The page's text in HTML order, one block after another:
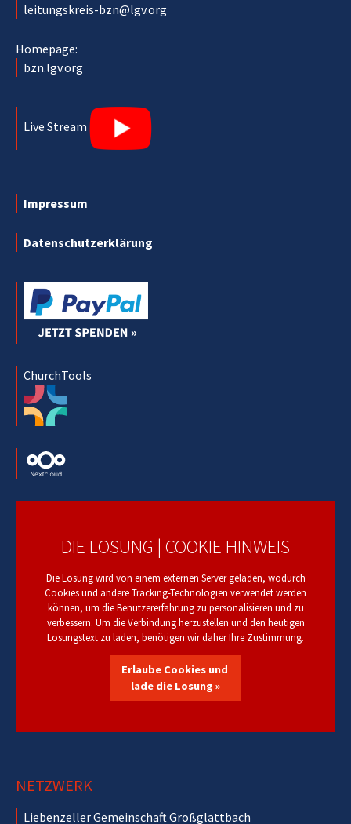
leitungskreis-bzn@lgv.org
Homepage:
bzn.lgv.org
Live Stream
Impressum
Datenschutzerklärung
ChurchTools
DIE LOSUNG | COOKIE HINWEIS
Die Losung wird von einem externen Server geladen, wodurch
Cookies und andere Tracking-Technologien verwendet werden
können, um die Benutzererfahrung zu personalisieren und zu
verbessern. Um die Verbindung herzustellen und den heutigen
Losungstext zu laden, benötigen wir daher Ihre Zustimmung.
Erlaube Cookies und
lade die Losung »
NETZWERK
Liebenzeller Gemeinschaft Großglattbach